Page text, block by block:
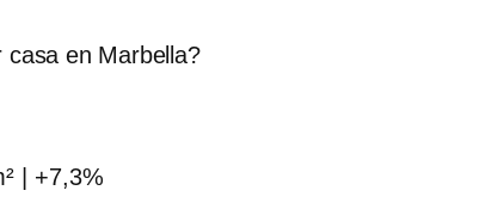
en Marbella?
| +7,3%